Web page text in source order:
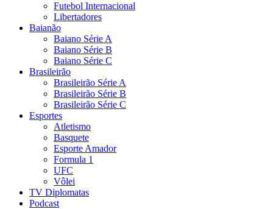
Futebol Internacional
Libertadores
Baianão
Baiano Série A
Baiano Série B
Baiano Série C
Brasileirão
Brasileirão Série A
Brasileirão Série B
Brasileirão Série C
Esportes
Atletismo
Basquete
Esporte Amador
Formula 1
UFC
Vôlei
TV Diplomatas
Podcast